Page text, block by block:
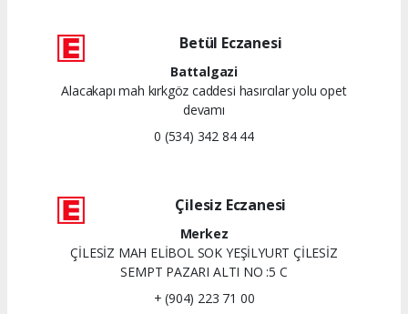
Betül Eczanesi
Battalgazi
Alacakapı mah kırkgöz caddesi hasırcılar yolu opet
devamı
0 (534) 342 84 44
Çilesiz Eczanesi
Merkez
ÇİLESİZ MAH ELİBOL SOK YEŞİLYURT ÇİLESİZ
SEMPT PAZARI ALTI NO :5 C
+ (904) 223 71 00